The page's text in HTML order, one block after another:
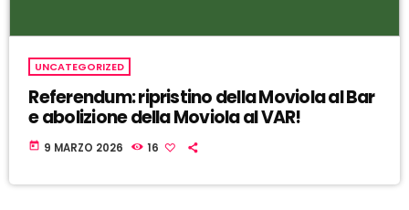
UNCATEGORIZED
Referendum: ripristino della Moviola al Bar
e abolizione della Moviola al VAR!
today 9 MARZO 2026 16